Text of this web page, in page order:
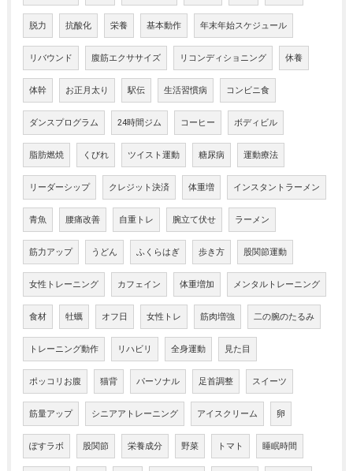
脱力 抗酸化 栄養 基本動作 年末年始スケジュール
リバウンド 腹筋エクササイズ リコンディショニング 休養
体幹 お正月太り 駅伝 生活習慣病 コンビニ食
ダンスプログラム 24時間ジム コーヒー ボディビル
脂肪燃焼 くびれ ツイスト運動 糖尿病 運動療法
リーダーシップ クレジット決済 体重増 インスタントラーメン
青魚 腰痛改善 自重トレ 腕立て伏せ ラーメン
筋力アップ うどん ふくらはぎ 歩き方 股関節運動
女性トレーニング カフェイン 体重増加 メンタルトレーニング
食材 牡蠣 オフ日 女性トレ 筋肉増強 二の腕のたるみ
トレーニング動作 リハビリ 全身運動 見た目
ポッコリお腹 猫背 パーソナル 足首調整 スイーツ
筋量アップ シニアアトレーニング アイスクリーム 卵
ぽすラボ 股関節 栄養成分 野菜 トマト 睡眠時間